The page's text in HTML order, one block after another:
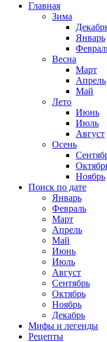
Главная
Зима
Январь
Весна
Март
Апрель
Май
Лето
Июнь
Июль
Август
Осень
Ноябрь
Поиск по дате
Январь
Февраль
Март
Апрель
Май
Июнь
Июль
Август
Сентябрь
Октябрь
Ноябрь
Декабрь
Мифы и легенды
Рецепты